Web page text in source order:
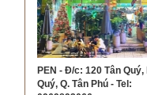
PEN - Đ/c: 120 Tân Quý,
Quý, Q. Tân Phú - Tel: